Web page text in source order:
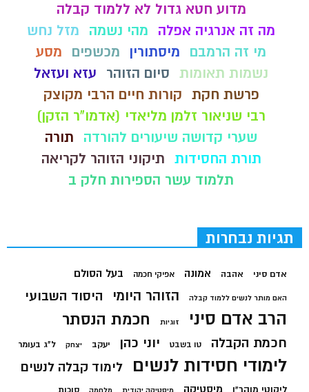
מדוע חטא גדול לא ללמוד קבלה
מה זה אנרגיה אפלה
מהי נשמה
מזל נחש
מי זה הרמבם
מיסתורין מכשפים
מסע
נשמות תאומות סיום הזוהר
עזא ועזאל
פרשת חקת קורות חיים הרבי מקוצק
רבי שניאור זלמן מליאדי (אדמו"ר הזקן)
שערי קדושה שיעורים להורדה
תורה
תורת החסידות תיקוני הזוהר לקריאה
תלמוד עשר הספירות חלק ב
תגיות נבחרות
אדם סיני אהבה אמונה אפיקי חכמה בעל הסולם
האם מותר לנשים ללמוד קבלה הזוהר היומי היסוד השבועי
הרב אדם סיני זוגיות חכמת הנסתר
חכמת הקבלה טו בשבט יוני כהן יעקב יצחק ל"ג בעומר
לימודי חסידות לנשים לימוד קבלה לנשים